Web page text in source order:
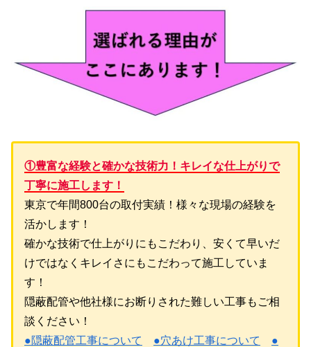
①豊富な経験と確かな技術力！キレイな仕上がりで
丁寧に施工します！
東京で年間800台の取付実績！様々な現場の経験を
活かします！
確かな技術で仕上がりにもこだわり、安くて早いだ
けではなくキレイさにもこだわって施工していま
す！
隠蔽配管や他社様にお断りされた難しい工事もご相
談ください！
●隠蔽配管工事について
●穴あけ工事について
●